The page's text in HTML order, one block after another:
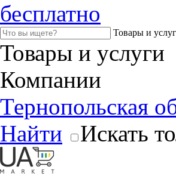
бесплатно
Товары и
Товары и услуги
Компании
Тернопольская
Найти
Искать